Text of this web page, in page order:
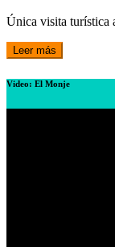
Única visita turística
Leer más
Video: El Monje